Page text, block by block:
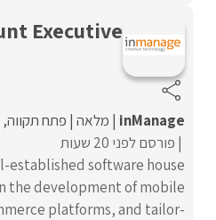
Executive
inManage מלאה פתח תקווה
פורסם לפני 20 שעות
established software house
the development of mobile
platforms, and tailor-